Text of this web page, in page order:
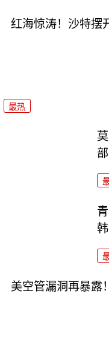
红海惊涛！沙特摆
最热
美空管漏洞再暴露